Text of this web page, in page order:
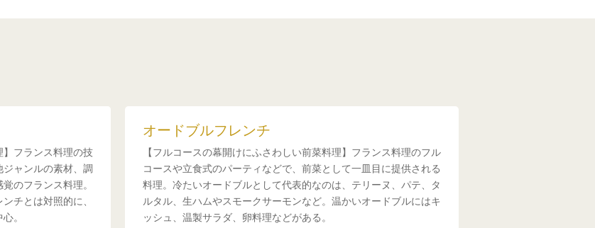
】フランス料理の技
ャンルの素材、調
のフランス料理。
チとは対照的に、
。
オードブルフレンチ
【フルコースの幕開けにふさわしい前菜料理】フランス料理のフル
コースや立食式のパーティなどで、前菜として一皿目に提供される
料理。冷たいオードブルとして代表的なのは、テリーヌ、パテ、タ
ルタル、生ハムやスモークサーモンなど。温かいオードブルにはキ
ッシュ、温製サラダ、卵料理などがある。